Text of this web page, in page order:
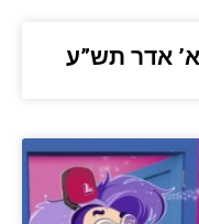
א’ אדר תש”ע